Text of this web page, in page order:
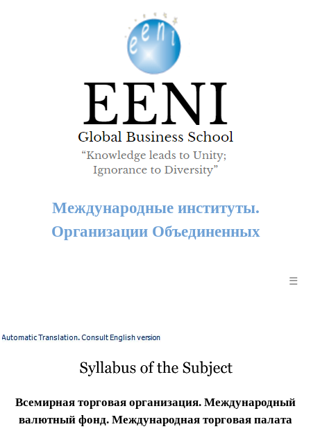
Международные институты.
Организации Объединенных
☰
Всемирная торговая организация. Международный
валютный фонд. Международная торговая палата